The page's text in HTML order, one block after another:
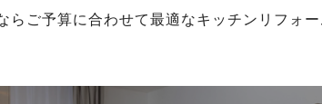
らご予算に合わせて最適なキッチンリフォ